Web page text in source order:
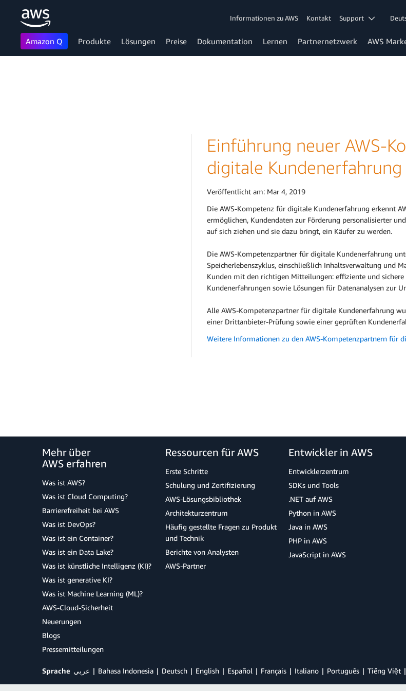
Informationen zu AWS Kontakt Support
Amazon Q Produkte Lösungen Preise Dokumentation Lernen Partnernetzwerk AWS
Einführung neuer AWS-
digitale Kundenerfahrung
Veröffentlicht am: Mar 4, 2019
Die AWS-Kompetenz für digitale Kundenerfahrung erkennt
ermöglichen, Kundendaten zur Förderung personalisierter
auf sich ziehen und sie dazu bringt, ein Käufer zu werden.
Die AWS-Kompetenzpartner für digitale Kundenerfahrung
Speicherlebenszyklus, einschließlich Inhaltsverwaltung und
Kunden mit den richtigen Mitteilungen: effiziente und
Kundenerfahrungen sowie Lösungen für Datenanalysen zur
Alle AWS-Kompetenzpartner für digitale Kundenerfahrung
einer Drittanbieter-Prüfung sowie einer geprüften
Weitere Informationen zu den AWS-Kompetenzpartnern für
Mehr über
AWS erfahren
Was ist AWS?
Was ist Cloud Computing?
Barrierefreiheit bei AWS
Was ist DevOps?
Was ist ein Container?
Was ist ein Data Lake?
Was ist künstliche Intelligenz (KI)?
Was ist generative KI?
Was ist Machine Learning (ML)?
AWS-Cloud-Sicherheit
Neuerungen
Blogs
Pressemitteilungen
Ressourcen für AWS
Erste Schritte
Schulung und Zertifizierung
AWS-Lösungsbibliothek
Architekturzentrum
Häufig gestellte Fragen zu Produkt
und Technik
Berichte von Analysten
AWS-Partner
Entwickler in AWS
Entwicklerzentrum
SDKs und Tools
.NET auf AWS
Python in AWS
Java in AWS
PHP in AWS
JavaScript in AWS
Sprache عربي Bahasa Indonesia Deutsch English Español Français Italiano Português Tiếng Việt